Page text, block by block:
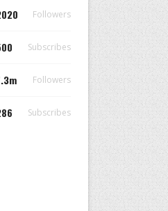
Followers
Subscribes
Followers
Subscribes